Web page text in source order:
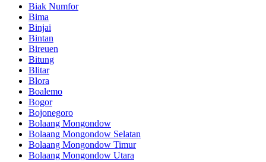
Biak Numfor
Bima
Binjai
Bintan
Bireuen
Bitung
Blitar
Blora
Boalemo
Bogor
Bojonegoro
Bolaang Mongondow
Bolaang Mongondow Selatan
Bolaang Mongondow Timur
Bolaang Mongondow Utara